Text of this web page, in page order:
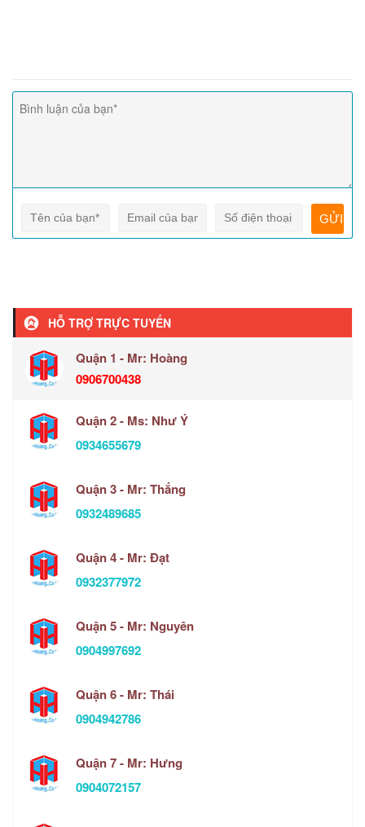
HỖ TRỢ TRỰC TUYẾN
Quận 1 - Mr: Hoàng
0906700438
Quận 2 - Ms: Như Ý
0934655679
Quận 3 - Mr: Thắng
0932489685
Quận 4 - Mr: Đạt
0932377972
Quận 5 - Mr: Nguyên
0904997692
Quận 6 - Mr: Thái
0904942786
Quận 7 - Mr: Hưng
0904072157